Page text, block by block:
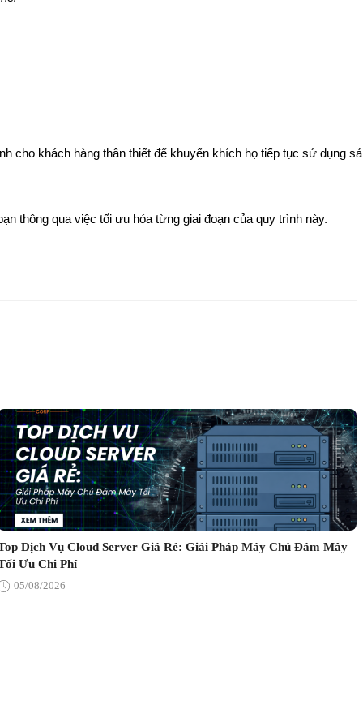
cho khách hàng thân thiết để khuyến khích họ tiếp tục sử dụng
thông qua việc tối ưu hóa từng giai đoạn của quy trình này.
Dịch Vụ Cloud Server Giá Rẻ: Giải Pháp Máy Chủ Đám Mây
Ưu Chi Phí
05/08/2026